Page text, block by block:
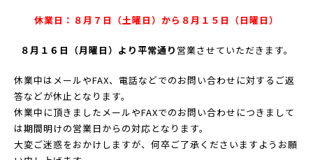
休業日：８月７日（土曜日）から８月１５日（日曜日）
８月１６日（月曜日）より平常通り 営業させていただきます。
休業中はメールやFAX、電話などでのお問い合わせに対するご返
答などが休止となります。
休業中に頂きましたメールやFAXでのお問い合わせにつきまして
は期間明けの営業日からの対応となります。
大変ご迷惑をおかけしますが、何卒ご了承くださいますようお願